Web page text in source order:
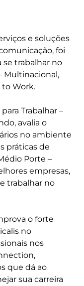
e soluções
foi
se trabalhar no
Multinacional,
Work.
Trabalhar –
avalia o
no ambiente
práticas de
Porte –
empresas,
trabalhar no
o forte
no
nos
que dá ao
sua carreira